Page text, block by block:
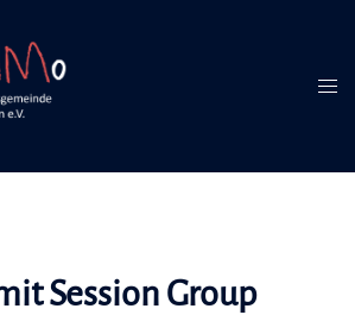
Session Group